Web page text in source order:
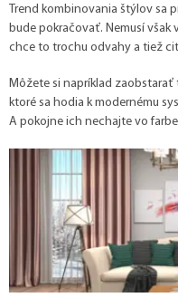
Trend kombinovania štýlov sa
bude pokračovať. Nemusí
chce to trochu odvahy a tiež
Môžete si napríklad zaobstarať
ktoré sa hodia k modernému
A pokojne ich nechajte vo farbe